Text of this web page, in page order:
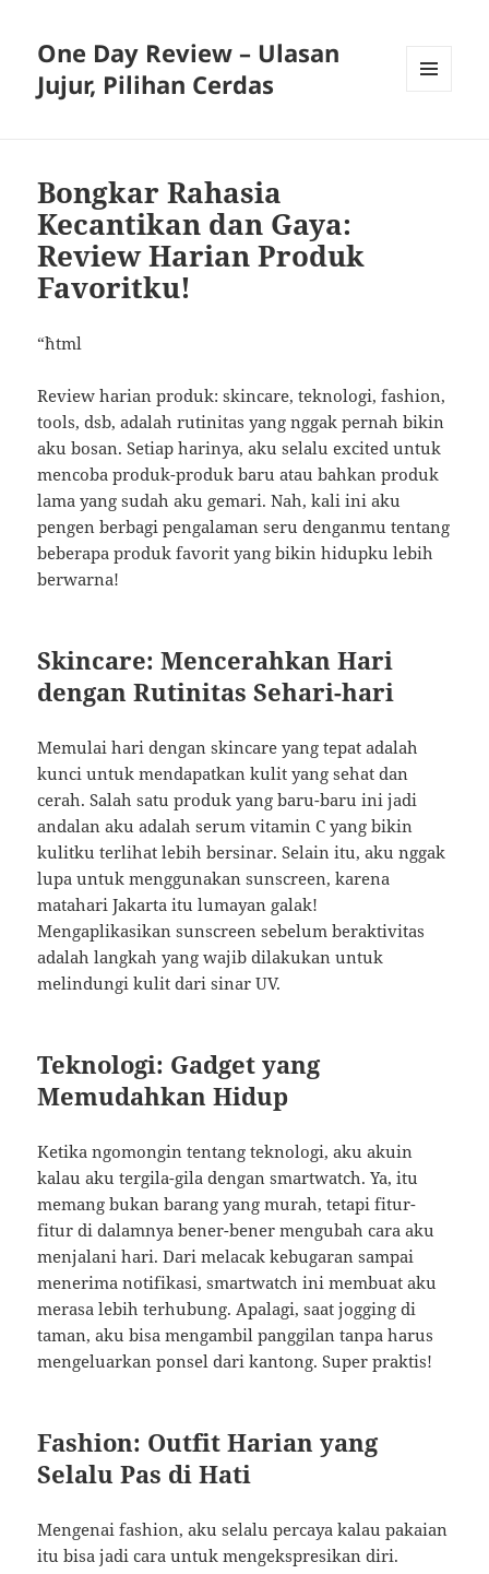
One Day Review – Ulasan
Jujur, Pilihan Cerdas
Bongkar Rahasia
Kecantikan dan Gaya:
Review Harian Produk
Favoritku!
“`html
Review harian produk: skincare, teknologi, fashion,
tools, dsb, adalah rutinitas yang nggak pernah bikin
aku bosan. Setiap harinya, aku selalu excited untuk
mencoba produk-produk baru atau bahkan produk
lama yang sudah aku gemari. Nah, kali ini aku
pengen berbagi pengalaman seru denganmu tentang
beberapa produk favorit yang bikin hidupku lebih
berwarna!
Skincare: Mencerahkan Hari
dengan Rutinitas Sehari-hari
Memulai hari dengan skincare yang tepat adalah
kunci untuk mendapatkan kulit yang sehat dan
cerah. Salah satu produk yang baru-baru ini jadi
andalan aku adalah serum vitamin C yang bikin
kulitku terlihat lebih bersinar. Selain itu, aku nggak
lupa untuk menggunakan sunscreen, karena
matahari Jakarta itu lumayan galak!
Mengaplikasikan sunscreen sebelum beraktivitas
adalah langkah yang wajib dilakukan untuk
melindungi kulit dari sinar UV.
Teknologi: Gadget yang
Memudahkan Hidup
Ketika ngomongin tentang teknologi, aku akuin
kalau aku tergila-gila dengan smartwatch. Ya, itu
memang bukan barang yang murah, tetapi fitur-
fitur di dalamnya bener-bener mengubah cara aku
menjalani hari. Dari melacak kebugaran sampai
menerima notifikasi, smartwatch ini membuat aku
merasa lebih terhubung. Apalagi, saat jogging di
taman, aku bisa mengambil panggilan tanpa harus
mengeluarkan ponsel dari kantong. Super praktis!
Fashion: Outfit Harian yang
Selalu Pas di Hati
Mengenai fashion, aku selalu percaya kalau pakaian
itu bisa jadi cara untuk mengekspresikan diri.